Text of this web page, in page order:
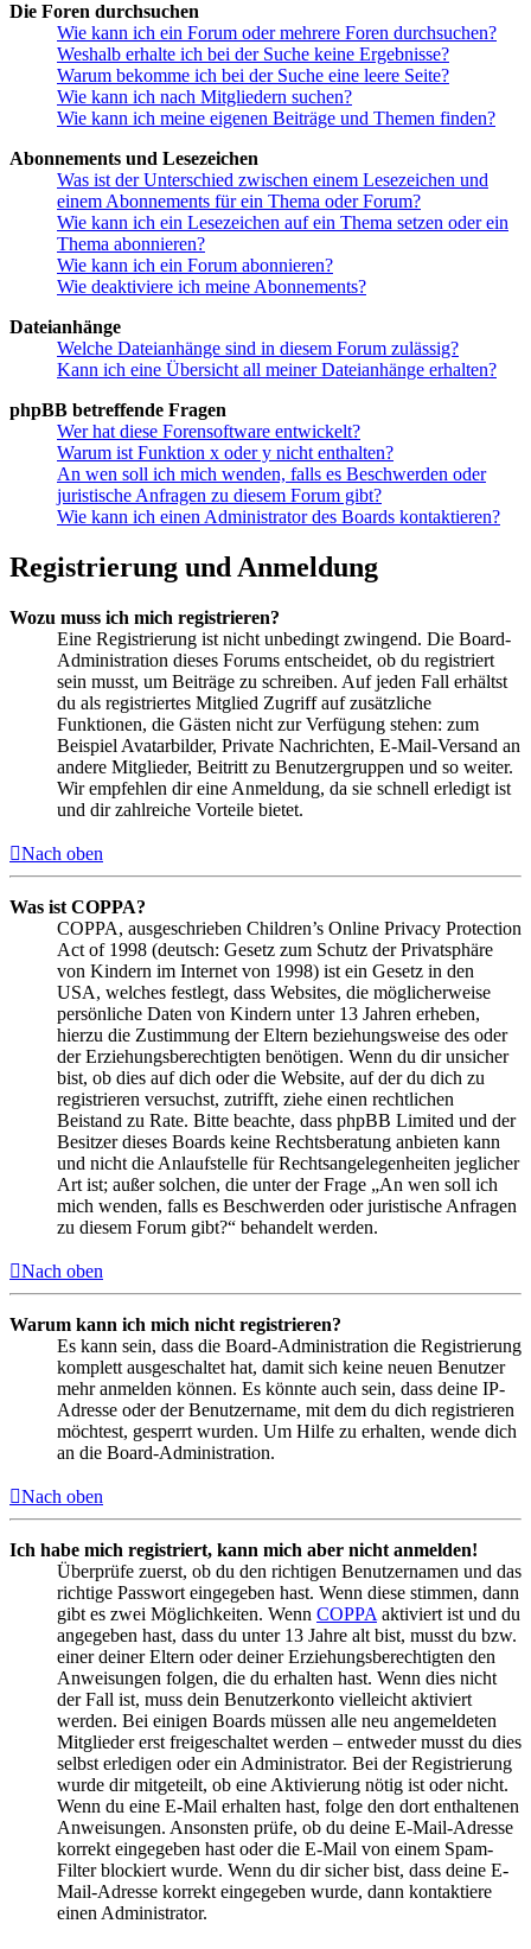
Die Foren durchsuchen
Wie kann ich ein Forum oder mehrere Foren durchsuchen?
Weshalb erhalte ich bei der Suche keine Ergebnisse?
Warum bekomme ich bei der Suche eine leere Seite?
Wie kann ich nach Mitgliedern suchen?
Wie kann ich meine eigenen Beiträge und Themen finden?
Abonnements und Lesezeichen
Was ist der Unterschied zwischen einem Lesezeichen und
einem Abonnements für ein Thema oder Forum?
Wie kann ich ein Lesezeichen auf ein Thema setzen oder ein
Thema abonnieren?
Wie kann ich ein Forum abonnieren?
Wie deaktiviere ich meine Abonnements?
Dateianhänge
Welche Dateianhänge sind in diesem Forum zulässig?
Kann ich eine Übersicht all meiner Dateianhänge erhalten?
phpBB betreffende Fragen
Wer hat diese Forensoftware entwickelt?
Warum ist Funktion x oder y nicht enthalten?
An wen soll ich mich wenden, falls es Beschwerden oder
juristische Anfragen zu diesem Forum gibt?
Wie kann ich einen Administrator des Boards kontaktieren?
Registrierung und Anmeldung
Wozu muss ich mich registrieren?
Eine Registrierung ist nicht unbedingt zwingend. Die Board-
Administration dieses Forums entscheidet, ob du registriert
sein musst, um Beiträge zu schreiben. Auf jeden Fall erhältst
du als registriertes Mitglied Zugriff auf zusätzliche
Funktionen, die Gästen nicht zur Verfügung stehen: zum
Beispiel Avatarbilder, Private Nachrichten, E-Mail-Versand an
andere Mitglieder, Beitritt zu Benutzergruppen und so weiter.
Wir empfehlen dir eine Anmeldung, da sie schnell erledigt ist
und dir zahlreiche Vorteile bietet.
Nach oben
Was ist COPPA?
COPPA, ausgeschrieben Children’s Online Privacy Protection
Act of 1998 (deutsch: Gesetz zum Schutz der Privatsphäre
von Kindern im Internet von 1998) ist ein Gesetz in den
USA, welches festlegt, dass Websites, die möglicherweise
persönliche Daten von Kindern unter 13 Jahren erheben,
hierzu die Zustimmung der Eltern beziehungsweise des oder
der Erziehungsberechtigten benötigen. Wenn du dir unsicher
bist, ob dies auf dich oder die Website, auf der du dich zu
registrieren versuchst, zutrifft, ziehe einen rechtlichen
Beistand zu Rate. Bitte beachte, dass phpBB Limited und der
Besitzer dieses Boards keine Rechtsberatung anbieten kann
und nicht die Anlaufstelle für Rechtsangelegenheiten jeglicher
Art ist; außer solchen, die unter der Frage „An wen soll ich
mich wenden, falls es Beschwerden oder juristische Anfragen
zu diesem Forum gibt?“ behandelt werden.
Nach oben
Warum kann ich mich nicht registrieren?
Es kann sein, dass die Board-Administration die Registrierung
komplett ausgeschaltet hat, damit sich keine neuen Benutzer
mehr anmelden können. Es könnte auch sein, dass deine IP-
Adresse oder der Benutzername, mit dem du dich registrieren
möchtest, gesperrt wurden. Um Hilfe zu erhalten, wende dich
an die Board-Administration.
Nach oben
Ich habe mich registriert, kann mich aber nicht anmelden!
Überprüfe zuerst, ob du den richtigen Benutzernamen und das
richtige Passwort eingegeben hast. Wenn diese stimmen, dann
gibt es zwei Möglichkeiten. Wenn COPPA aktiviert ist und du
angegeben hast, dass du unter 13 Jahre alt bist, musst du bzw.
einer deiner Eltern oder deiner Erziehungsberechtigten den
Anweisungen folgen, die du erhalten hast. Wenn dies nicht
der Fall ist, muss dein Benutzerkonto vielleicht aktiviert
werden. Bei einigen Boards müssen alle neu angemeldeten
Mitglieder erst freigeschaltet werden – entweder musst du dies
selbst erledigen oder ein Administrator. Bei der Registrierung
wurde dir mitgeteilt, ob eine Aktivierung nötig ist oder nicht.
Wenn du eine E-Mail erhalten hast, folge den dort enthaltenen
Anweisungen. Ansonsten prüfe, ob du deine E-Mail-Adresse
korrekt eingegeben hast oder die E-Mail von einem Spam-
Filter blockiert wurde. Wenn du dir sicher bist, dass deine E-
Mail-Adresse korrekt eingegeben wurde, dann kontaktiere
einen Administrator.